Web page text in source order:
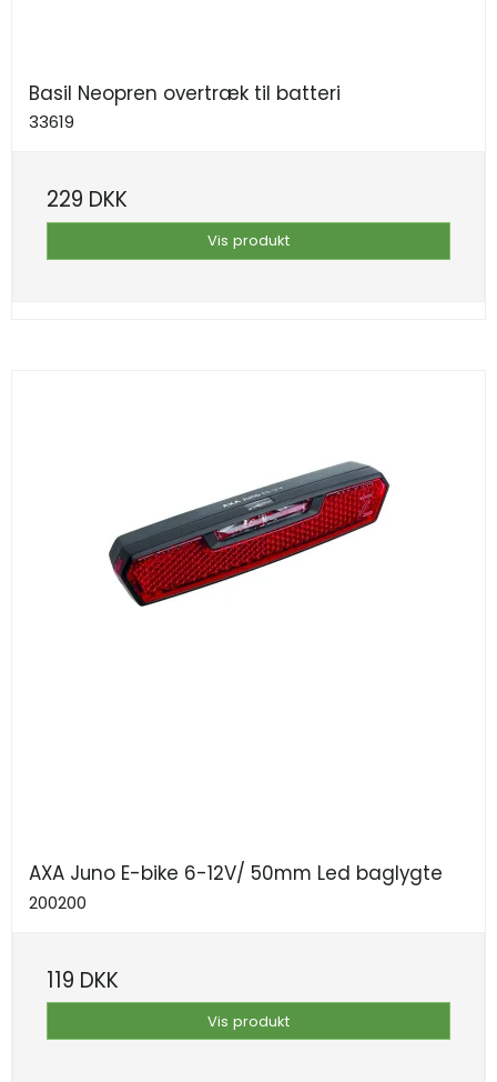
Basil Neopren overtræk til batteri
33619
229 DKK
Vis produkt
AXA Juno E-bike 6-12V/ 50mm Led baglygte
200200
119 DKK
Vis produkt